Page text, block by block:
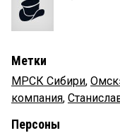
Метки
МРСК Сибири,
компания,
Персоны